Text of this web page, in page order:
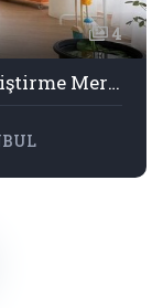
4
Sevgi Oyun Evi Ve Yetenek Geliştirme Merkezi